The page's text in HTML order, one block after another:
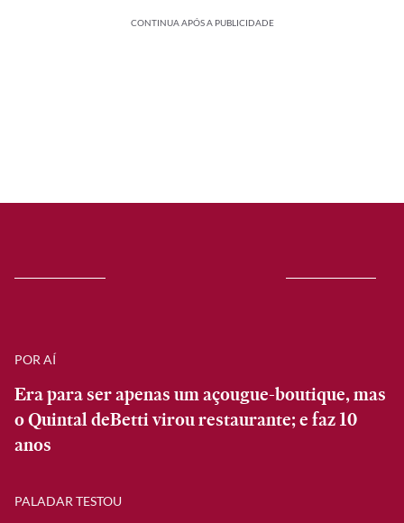
CONTINUA APÓS A PUBLICIDADE
POR AÍ
Era para ser apenas um açougue-boutique, mas
o Quintal deBetti virou restaurante; e faz 10
anos
PALADAR TESTOU